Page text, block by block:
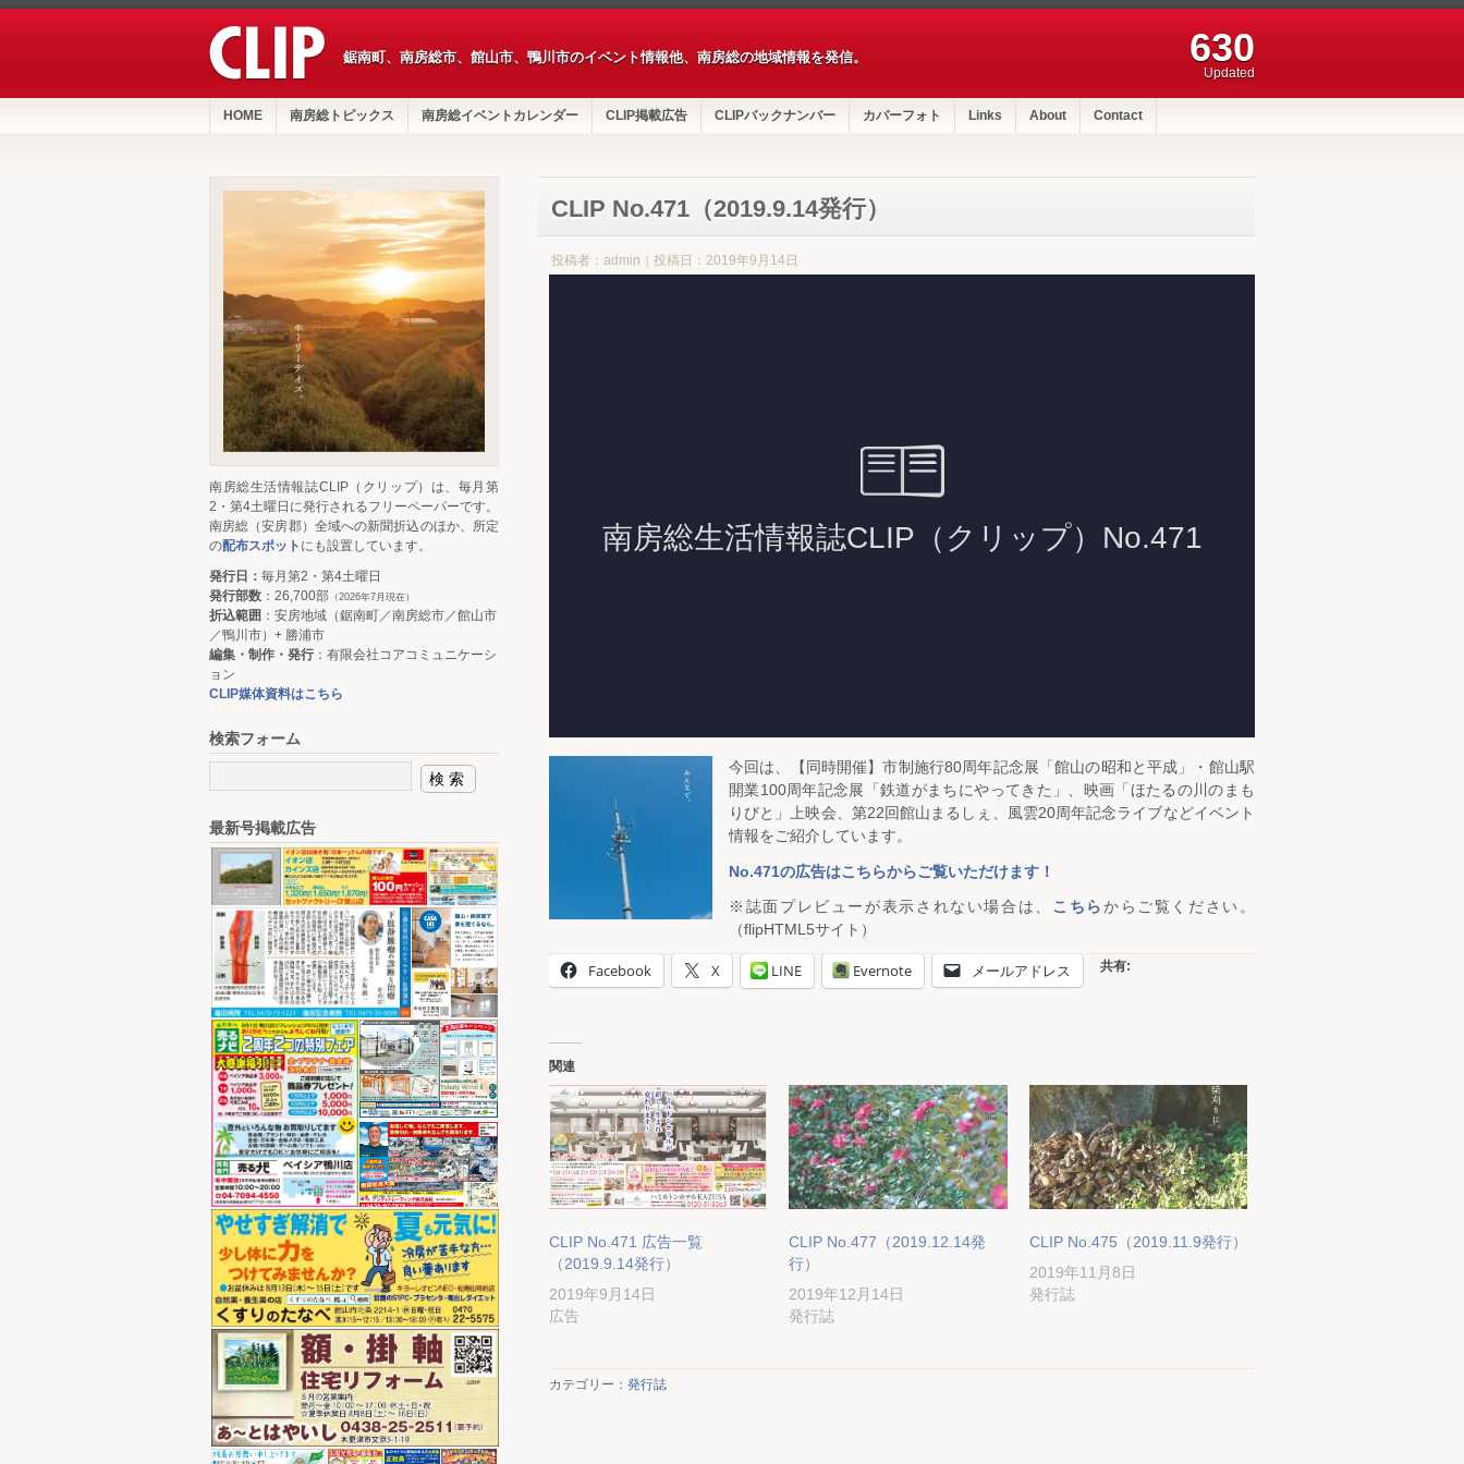
鋸南町、南房総市、館山市、鴨川市のイベント情報他、南房総の地域情報を発信。 630
Updated
HOME 南房総トピックス 南房総イベントカレンダー CLIP掲載広告 CLIPバックナンバー カバーフォト Links About Contact
CLIP No.471（2019.9.14発行）
投稿者：admin｜投稿日：2019年9月14日
今回は、【同時開催】市制施行80周年記念展「館山の昭和と平成」・館山駅
開業100周年記念展「鉄道がまちにやってきた」、映画「ほたるの川のまも
りびと」上映会、第22回館山まるしぇ、風雲20周年記念ライブなどイベント
情報をご紹介しています。
No.471の広告はこちらからご覧いただけます！
※誌面プレビューが表示されない場合は、 こちらからご覧ください。
（flipHTML5サイト）
共有:
Facebook X LINE Evernote メールアドレス
関連
CLIP No.471 広告一覧
（2019.9.14発行）
2019年9月14日
広告
CLIP No.477（2019.12.14発
行）
2019年12月14日
発行誌
CLIP No.475（2019.11.9発行）
2019年11月8日
発行誌
カテゴリー： 発行誌
南房総生活情報誌CLIP（クリップ）は、毎月第
2・第4土曜日に発行されるフリーペーパーです。
南房総（安房郡）全域への新聞折込のほか、所定
の配布スポット にも設置しています。
発行日： 毎月第2・第4土曜日
発行部数 ：26,700部 （2026年7月現在）
折込範囲 ：安房地域（鋸南町／南房総市／館山市
／鴨川市）+ 勝浦市
編集・制作・発行：有限会社コアコミュニケーシ
ョン
CLIP媒体資料はこちら
検索フォーム
最新号掲載広告